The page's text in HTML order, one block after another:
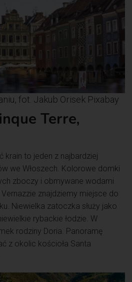
fot. Jakub Orisek Pixabay
Terre,
krain to jeden z najbardziej
we Włoszech. Kolorowe domki
zboczy i obmywane wodami
znajdziemy miejsce do
Niewielka zatoczka służy jako
rybackie łodzie. W
rodziny Doria. Panoramę
z okolic kościoła Santa